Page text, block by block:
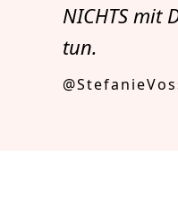
NICHTS mit
tun.